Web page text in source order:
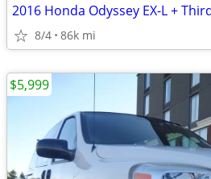
8/4 86k mi
$5,999